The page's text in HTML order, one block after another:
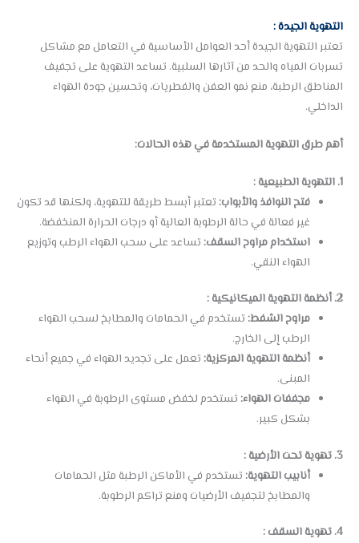
التهوية الجيدة:
تعتبر التهوية الجيدة أحد العوامل الأساسية في التعامل مع مشاكل
تسربات المياه والحد من آثارها السلبية. تساعد التهوية على تجفيف
المناطق الرطبة، منع نمو العفن والفطريات، وتحسين جودة الهواء
الداخلي.
أهم طرق التهوية المستخدمة في هذه الحالات:
1. التهوية الطبيعية :
فتح النوافذ والأبواب:تعتبر أبسط طريقة للتهوية، ولكنها قد تكون
غير فعالة في حالة الرطوبة العالية أو درجات الحرارة المنخفضة.
استخدام مراوح السقف:تساعد على سحب الهواء الرطب وتوزيع
الهواء النقي.
2. أنظمة التهوية الميكانيكية :
مراوح الشفط:تستخدم في الحمامات والمطابخ لسحب الهواء
الرطب إلى الخارج.
أنظمة التهوية المركزية:تعمل على تجديد الهواء في جميع أنحاء
المبنى.
مجففات الهواء:تستخدم لخفض مستوى الرطوبة في الهواء
بشكل كبير.
3. تهوية تحت الأرضية :
أنابيب التهوية:تستخدم في الأماكن الرطبة مثل الحمامات
والمطابخ لتجفيف الأرضيات ومنع تراكم الرطوبة.
4. تهوية السقف :